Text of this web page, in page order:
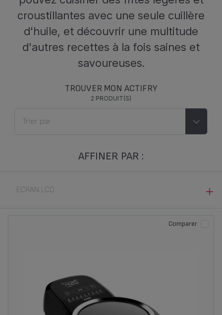
croustillantes avec une seule cuillère
d'huile, et découvrir une multitude
d'autres recettes à la fois saines et
savoureuses.
TROUVER MON ACTIFRY
2 PRODUIT(S)
AFFINER PAR :
ECRAN LCD
Comparer